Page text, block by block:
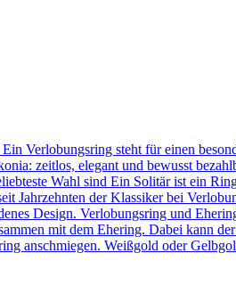
Verlobungsring steht für einen
zeitlos, elegant und bewusst
Wahl sind Ein Solitär ist ein
Jahrzehnten der Klassiker bei
Design. Verlobungsring und
mit dem Ehering. Dabei kann
anschmiegen. Weißgold oder